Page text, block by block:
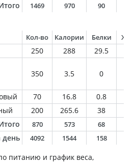
1469 970 90
Кол-во Калории Белки
250 288 29.5
350 3.5 0
70 16.8 0.8
200 265.6 38
870 573 68
день 4092 1544 158
питанию и график веса,